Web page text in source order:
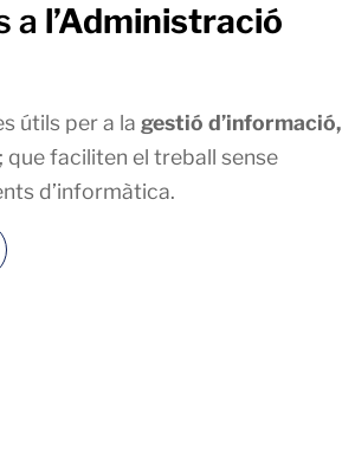
a l’Administració
útils per a la gestió d’informació,
; que faciliten el treball sense
d’informàtica.